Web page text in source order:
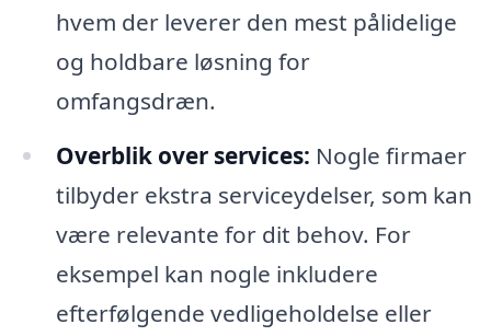
hvem der leverer den mest pålidelige
og holdbare løsning for
omfangsdræn.
Overblik over services: Nogle firmaer
tilbyder ekstra serviceydelser, som kan
være relevante for dit behov. For
eksempel kan nogle inkludere
efterfølgende vedligeholdelse eller